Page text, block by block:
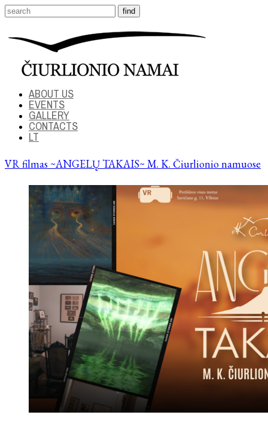
ABOUT US
EVENTS
GALLERY
CONTACTS
LT
VR filmas ~ANGELŲ TAKAIS~ M. K. Čiurlionio namuose